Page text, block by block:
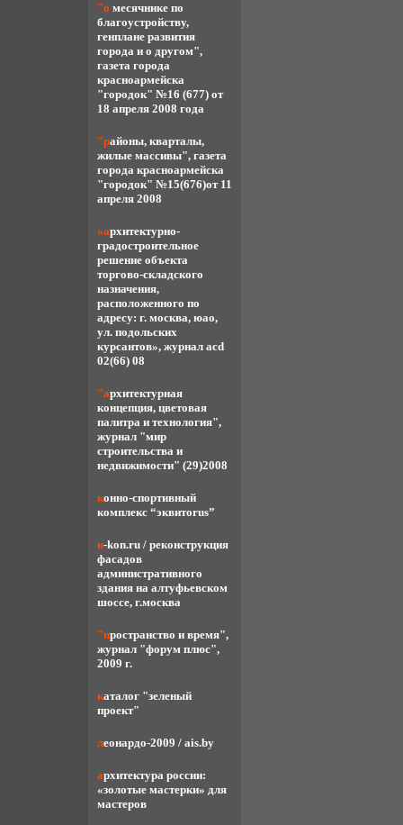
"о месячнике по
благоустройству,
генплане развития
города и о другом",
газета города
красноармейска
"городок" №16 (677) от
18 апреля 2008 года
"районы, кварталы,
жилые массивы", газета
города красноармейска
"городок" №15(676)от 11
апреля 2008
«архитектурно-
градостроительное
решение объекта
торгово-складского
назначения,
расположенного по
адресу: г. москва, юао,
ул. подольских
курсантов», журнал acd
02(66) 08
"архитектурная
концепция, цветовая
палитра и технология",
журнал "мир
строительства и
недвижимости" (29)2008
конно-спортивный
комплекс “эквитоrus”
u-kon.ru / реконструкция
фасадов
административного
здания на алтуфьевском
шоссе, г.москва
"пространство и время",
журнал "форум плюс",
2009 г.
каталог "зеленый
проект"
леонардо-2009 / ais.by
архитектура россии:
«золотые мастерки» для
мастеров